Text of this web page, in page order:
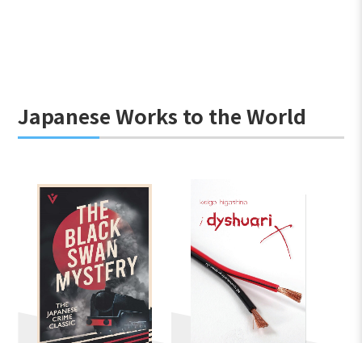
Japanese Works to the World